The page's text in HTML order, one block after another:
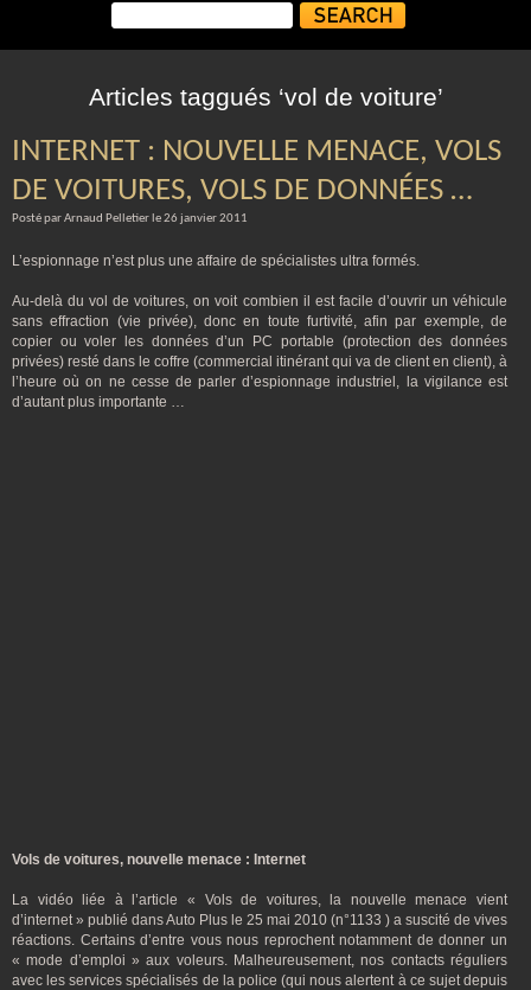
Articles taggués ‘vol de voiture’
INTERNET : NOUVELLE MENACE, VOLS
DE VOITURES, VOLS DE DONNÉES …
Posté par Arnaud Pelletier le 26 janvier 2011
L’espionnage n’est plus une affaire de spécialistes ultra formés.
Au-delà du vol de voitures, on voit combien il est facile d’ouvrir un véhicule
sans effraction (vie privée), donc en toute furtivité, afin par exemple, de
copier ou voler les données d’un PC portable (protection des données
privées) resté dans le coffre (commercial itinérant qui va de client en client), à
l’heure où on ne cesse de parler d’espionnage industriel, la vigilance est
d’autant plus importante …
Vols de voitures, nouvelle menace : Internet
La vidéo liée à l’article « Vols de voitures, la nouvelle menace vient
d’internet » publié dans Auto Plus le 25 mai 2010 (n°1133 ) a suscité de vives
réactions. Certains d’entre vous nous reprochent notamment de donner un
« mode d’emploi » aux voleurs. Malheureusement, nos contacts réguliers
avec les services spécialisés de la police (qui nous alertent à ce sujet depuis